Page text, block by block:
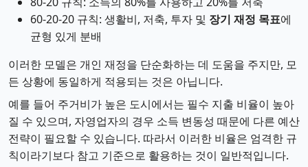
60-20-20 규칙: 생활비, 저축, 투자 및 장기 재정 목표에
균형 있게 분배
이러한 모델은 개인 재정을 단순화하는 데 도움을 주지만, 모
든 상황에 동일하게 적용되는 것은 아닙니다.
예를 들어 주거비가 높은 도시에서는 필수 지출 비율이 높아
질 수 있으며, 자영업자의 경우 소득 변동성 때문에 다른 예산
전략이 필요할 수 있습니다. 따라서 이러한 비율은 엄격한 규
칙이라기보다 참고 기준으로 활용하는 것이 일반적입니다.